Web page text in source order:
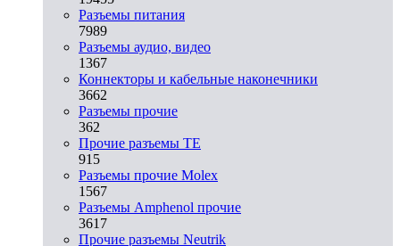
Разъeмы питания
7989
Разъeмы аудио, видео
1367
Коннекторы и кабельные наконечники
3662
Разъeмы прочие
362
Прочие разъемы TE
915
Разъемы прочие Molex
1567
Разъемы Amphenol прочие
3617
Прочие разъемы Neutrik